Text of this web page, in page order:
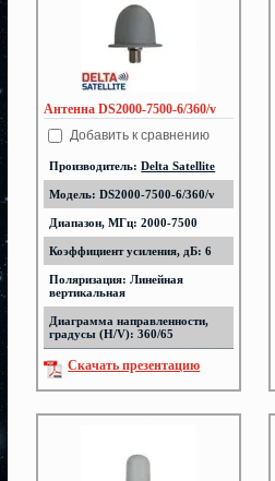
Антенна DS2000-7500-6/360/v
Добавить к сравнению
Производитель:Delta Satellite
Модель: DS2000-7500-6/360/v
Диапазон, МГц: 2000-7500
Коэффициент усиления, дБ: 6
Поляризация: Линейная
вертикальная
Диаграмма направленности,
градусы (H/V): 360/65
Скачать презентацию